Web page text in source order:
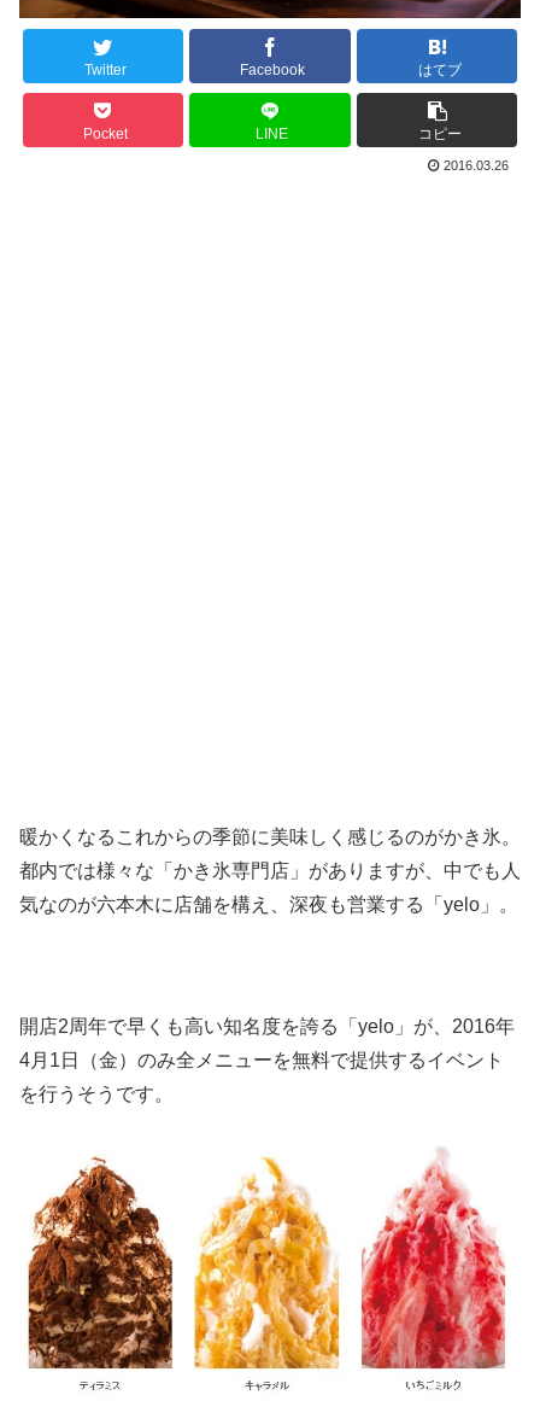
Twitter Facebook はてブ
Pocket LINE コピー
2016.03.26
暖かくなるこれからの季節に美味しく感じるのがかき氷。
都内では様々な「かき氷専門店」がありますが、中でも人
気なのが六本木に店舗を構え、深夜も営業する「yelo」。
開店2周年で早くも高い知名度を誇る「yelo」が、2016年
4月1日（金）のみ全メニューを無料で提供するイベント
を行うそうです。